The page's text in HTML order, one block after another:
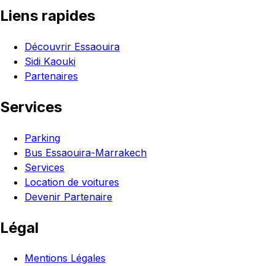
Liens rapides
Découvrir Essaouira
Sidi Kaouki
Partenaires
Services
Parking
Bus Essaouira-Marrakech
Services
Location de voitures
Devenir Partenaire
Légal
Mentions Légales